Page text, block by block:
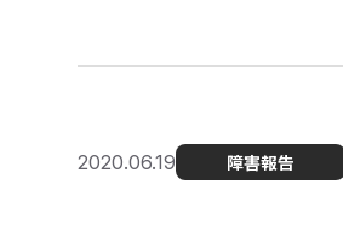
2020.06.19 障害報告